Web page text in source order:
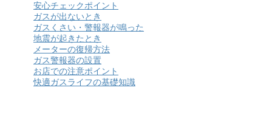
安心チェックポイント
ガスが出ないとき
ガスくさい・警報器が鳴った
地震が起きたとき
メーターの復帰方法
ガス警報器の設置
お店での注意ポイント
快適ガスライフの基礎知識